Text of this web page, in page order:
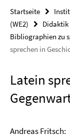
Startseite
(WE2)
Didaktik
Bibliographien zu
sprechen in
Latein
Andreas Fritsch: